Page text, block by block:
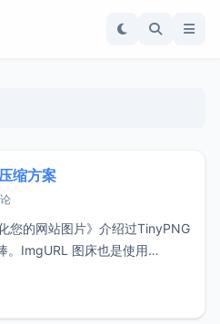
缩方案
您的网站图片》介绍过TinyPNG
。ImgURL 图床也是使用
它图片压缩方案，希望后期能
一种PNG优